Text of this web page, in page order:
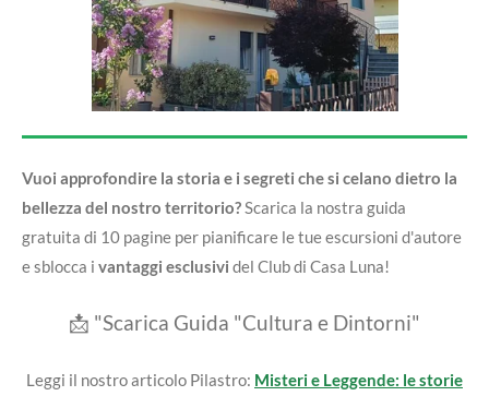
Vuoi approfondire la storia e i segreti che si celano dietro la
bellezza del nostro territorio?Scarica la nostra guida
gratuita di 10 pagine per pianificare le tue escursioni d'autore
e sblocca i vantaggi esclusivi del Club di Casa Luna!
📩 "Scarica Guida "Cultura e Dintorni"
Leggi il nostro articolo Pilastro: Misteri e Leggende: le storie